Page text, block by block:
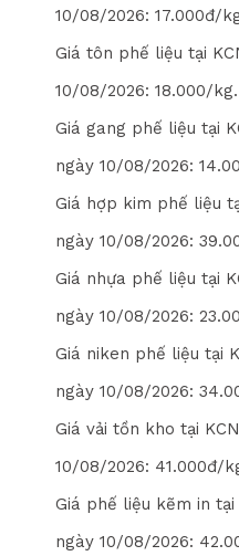
10/08/2026: 17.000đ/
Giá tôn phế liệu tại
10/08/2026: 18.000/kg.
Giá gang phế liệu tại
ngày 10/08/2026: 14
Giá hợp kim phế liệu
ngày 10/08/2026: 39
Giá nhựa phế liệu tại
ngày 10/08/2026: 23
Giá niken phế liệu tại
ngày 10/08/2026: 34
Giá vải tồn kho tại
10/08/2026: 41.000đ/
Giá phế liệu kẽm in
ngày 10/08/2026: 42